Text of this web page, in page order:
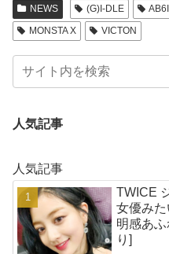
NEWS (G)I-DLE
MONSTA X
VICTON
人気記事
人気記事
TWICE
女優み
明感あ
り]